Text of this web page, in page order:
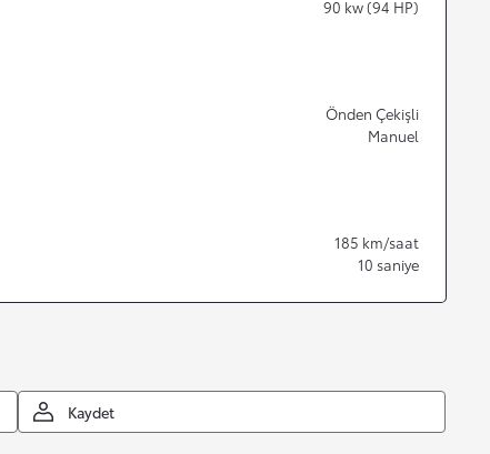
90 kw (94 HP)
Önden Çekişli
Manuel
185 km/saat
10 saniye
Kaydet